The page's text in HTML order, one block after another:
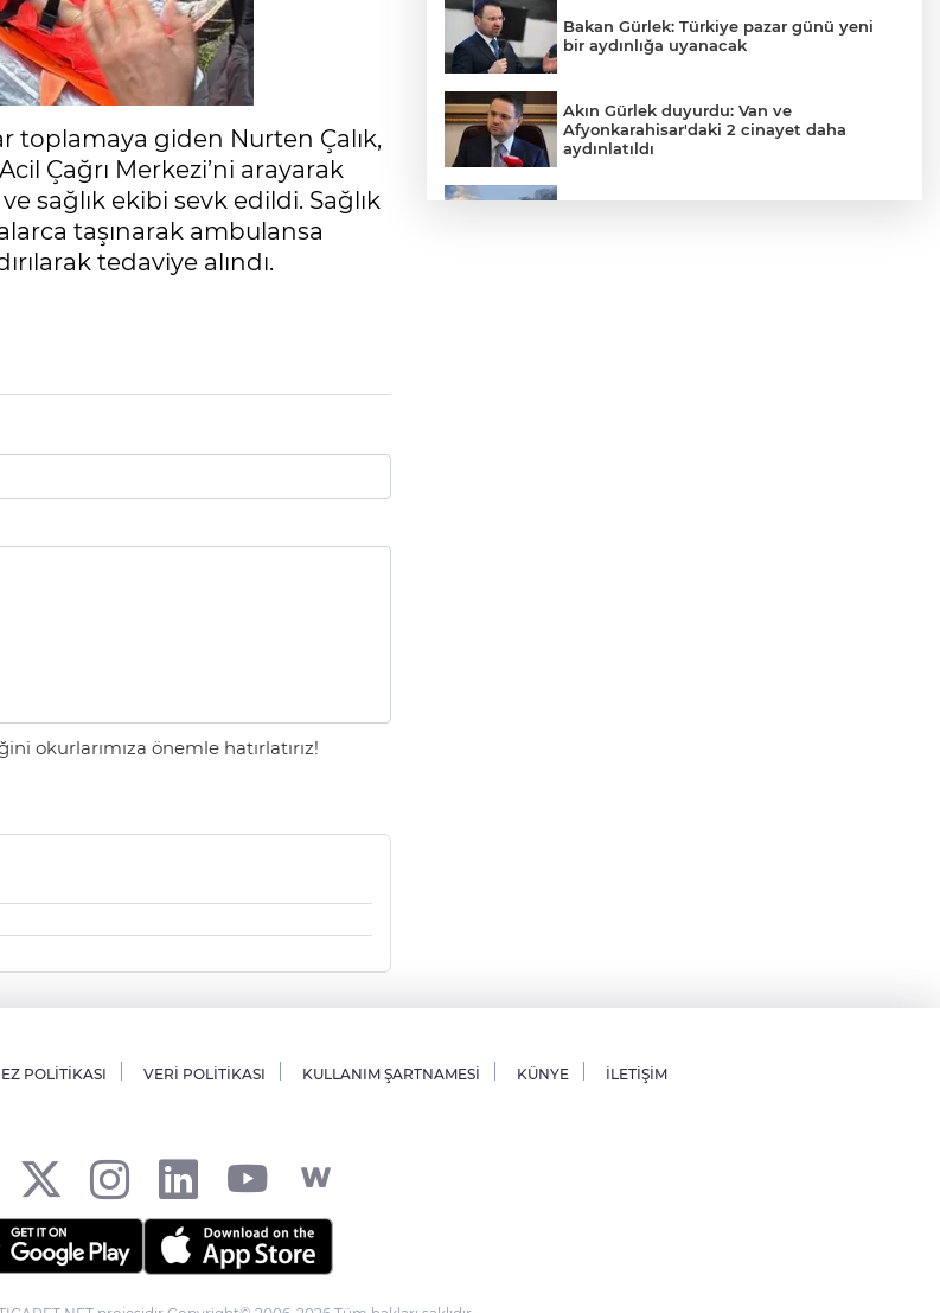
toplamaya giden Nurten Çalık,
Acil Çağrı Merkezi’ni arayarak
sağlık ekibi sevk edildi. Sağlık
taşınarak ambulansa
tedaviye alındı.
okurlarımıza önemle hatırlatırız!
Bakan Gürlek: Türkiye pazar günü yeni
bir aydınlığa uyanacak
Akın Gürlek duyurdu: Van ve
Afyonkarahisar'daki 2 cinayet daha
aydınlatıldı
POLİTİKASI VERİ POLİTİKASI KULLANIM ŞARTNAMESİ KÜNYE İLETİŞİM